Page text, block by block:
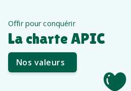
Offir pour conquérir
La charte APIC
Nos valeurs